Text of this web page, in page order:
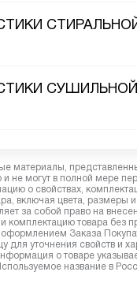
СУШИЛЬНОЙ
материалы,
и не могут в полной мере
о свойствах,
включая цвета,
за собой право на
комплектацию товара без
Заказа
для уточнения свойств и
о товаре
название в